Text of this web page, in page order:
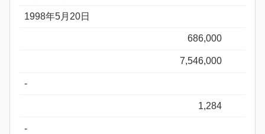
1998年5月20日
686,000
7,546,000
-
1,284
-